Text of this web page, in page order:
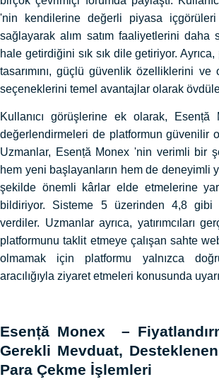
'nin kendilerine değerli piyasa
sağlayarak alım satım faaliyetlerini daha
hale getirdiğini sık sık dile getiriyor.
tasarımını, güçlü güvenlik özelliklerini ve
seçeneklerini temel avantajlar olarak
Kullanıcı görüşlerine ek olarak, Esență
değerlendirmeleri de platformun güvenilir
Uzmanlar, Esență Monex 'nin verimli bir
hem yeni başlayanların hem de deneyimli
şekilde önemli kârlar elde etmelerine
bildiriyor. Sisteme 5 üzerinden 4,8
verdiler. Uzmanlar ayrıca, yatırımcıları
platformunu taklit etmeye çalışan sahte
olmamak için platformu yalnızca
aracılığıyla ziyaret etmeleri konusunda
Esență Monex –
Gerekli Mevduat,
Para Çekme İşlemleri